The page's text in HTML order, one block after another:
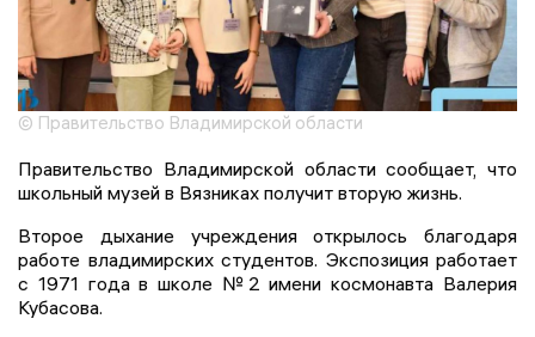
© Правительство Владимирской области
Правительство Владимирской области сообщает, что
школьный музей в Вязниках получит вторую жизнь.
Второе дыхание учреждения открылось благодаря
работе владимирских студентов. Экспозиция работает
с 1971 года в школе №2 имени космонавта Валерия
Кубасова.